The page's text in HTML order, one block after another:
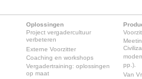
Oplossingen
Project vergadercultuur
verbeteren
Externe Voorzitter
Coaching en workshops
Vergadertraining: oplossingen
op maat
pp.).
Van